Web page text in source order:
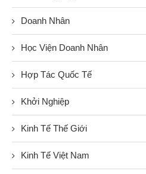
Doanh Nhân
Học Viện Doanh Nhân
Hợp Tác Quốc Tế
Khởi Nghiệp
Kinh Tế Thế Giới
Kinh Tế Việt Nam